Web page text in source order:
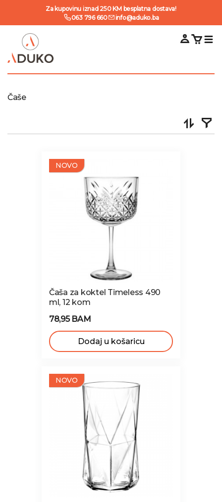
Za kupovinu iznad 250 KM besplatna dostava!
063 796 660
info@aduko.ba
Čaše
NOVO
Čaša za koktel Timeless 490
ml, 12 kom
78,95 BAM
Dodaj u košaricu
NOVO